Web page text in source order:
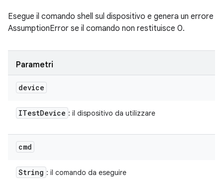
Esegue il comando shell sul dispositivo e genera un errore
AssumptionError se il comando non restituisce 0.
Parametri
device
ITestDevice : il dispositivo da utilizzare
cmd
String : il comando da eseguire